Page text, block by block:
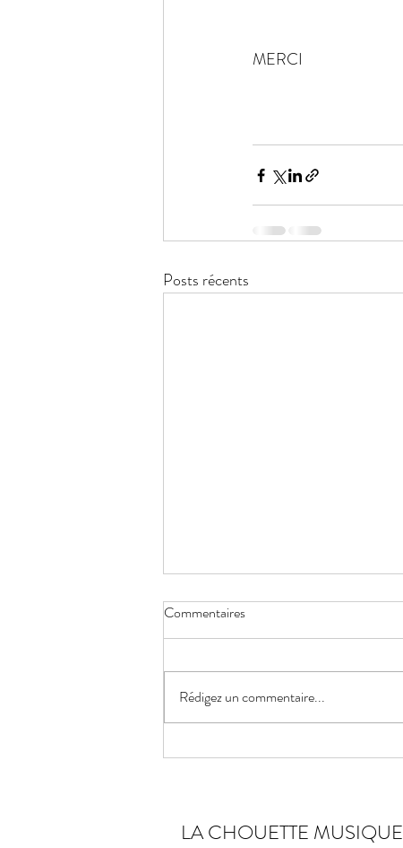
MERCI
Posts récents
Nouveau ! atelier de
Commentaires
Rédigez un commentaire...
LA CHOUETTE MUSIQUE